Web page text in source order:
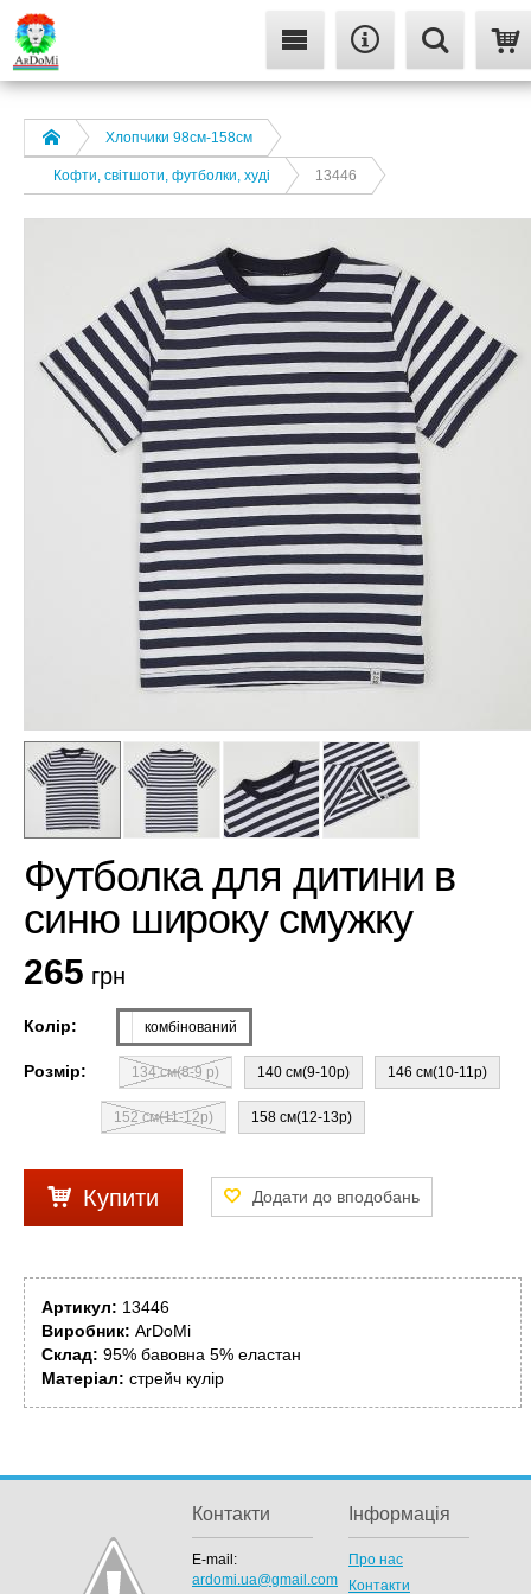
Хлопчики 98см-158см
Кофти, світшоти, футболки, худі 13446
Футболка для дитини в
синю широку смужку
265 грн
Колір: комбінований
Розмір: 134 см(8-9 р) 140 см(9-10р) 146 см(10-11р)
152 см(11-12р) 158 см(12-13р)
Купити
Артикул: 13446
Виробник: ArDoMi
Склад: 95% бавовна 5% еластан
Матеріал: стрейч кулір
Контакти
E-mail:
ardomi.ua@gmail.com
Інформація
Про нас
Контакти